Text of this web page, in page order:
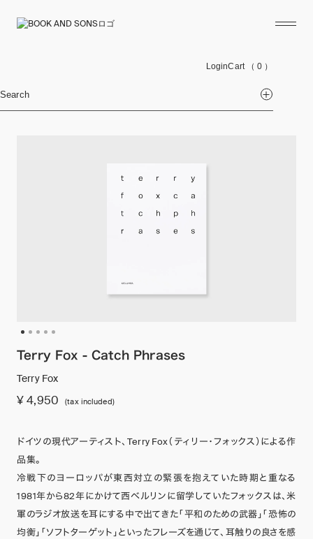
LoginCart （ 0 ）
Search
Terry Fox - Catch Phrases
Terry Fox
¥ 4,950 (tax included)
ドイツの現代アーティスト、Terry Fox（ティリー・フォックス）による作
品集。
冷戦下のヨーロッパが東西対立の緊張を抱えていた時期と重なる
1981年から82年にかけて西ベルリンに留学していたフォックスは、米
軍のラジオ放送を耳にする中で出てきた「平和のための武器」「恐怖の
均衡」「ソフトターゲット」といったフレーズを通じて、耳触りの良さを感